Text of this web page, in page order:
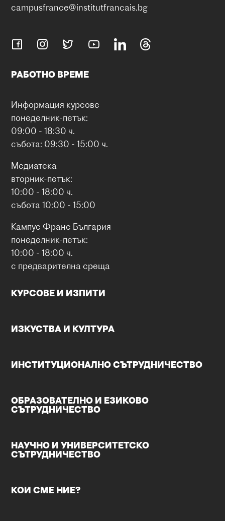
campusfrance@institutfrancais.bg
РАБОТНО ВРЕМЕ
Информация курсове
понеделник-петък:
09:00 - 18:30 ч.
събота: 09:30 - 15:00 ч.
Медиатека
вторник-петък:
10:00 - 18:00 ч.
събота 10:00 - 15:00
Кампус Франс България
понеделник-петък:
10:00 - 18:00 ч.
с предварителна среща
КУРСОВЕ И ИЗПИТИ
ИЗКУСТВА И КУЛТУРА
ИНСТИТУЦИОНАЛНО СЪТРУДНИЧЕСТВО
ОБРАЗОВАТЕЛНО И ЕЗИКОВО
СЪТРУДНИЧЕСТВО
НАУЧНО И УНИВЕРСИТЕТСКО
СЪТРУДНИЧЕСТВО
КОИ СМЕ НИЕ?